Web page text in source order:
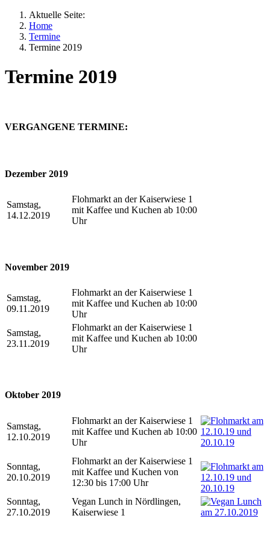
Aktuelle Seite:
Home
Termine
Termine 2019
Termine 2019
VERGANGENE TERMINE:
Dezember 2019
Samstag,
14.12.2019
Flohmarkt an der Kaiserwiese 1
mit Kaffee und Kuchen ab 10:00
Uhr
November 2019
Samstag,
09.11.2019
Flohmarkt an der Kaiserwiese 1
mit Kaffee und Kuchen ab 10:00
Uhr
Samstag,
23.11.2019
Flohmarkt an der Kaiserwiese 1
mit Kaffee und Kuchen ab 10:00
Uhr
Oktober 2019
Samstag,
12.10.2019
Flohmarkt an der Kaiserwiese 1
mit Kaffee und Kuchen ab 10:00
Uhr
Sonntag,
20.10.2019
Flohmarkt an der Kaiserwiese 1
mit Kaffee und Kuchen von
12:30 bis 17:00 Uhr
Sonntag,
27.10.2019
Vegan Lunch in Nördlingen,
Kaiserwiese 1